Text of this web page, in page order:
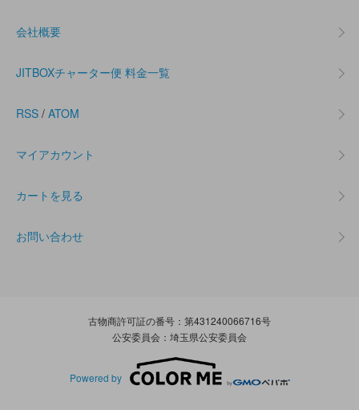
会社概要
JITBOXチャーター便 料金一覧
RSS / ATOM
マイアカウント
カートを見る
お問い合わせ
古物商許可証の番号：第431240066716号
公安委員会：埼玉県公安委員会
Powered by